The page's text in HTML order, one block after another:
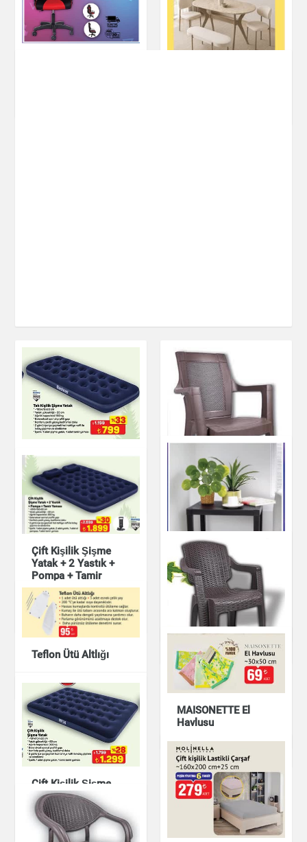
Tek Kişilik Şişme
Yatak
Ev & Dekorasyon
King Plastik Koltuk
Ev & Dekorasyon
İki Katlı Modüler Raf
Ev & Dekorasyon
Çift Kişilik Şişme
Yatak + 2 Yastık +
Pompa + Tamir
Yaması
Ev & Dekorasyon
Golf Koltuk
Teflon Ütü Altlığı
Ev & Dekorasyon
MAISONETTE El
Havlusu
Ev & Dekorasyon
Çift Kişilik Şişme
Yatak
Ev & Dekorasyon